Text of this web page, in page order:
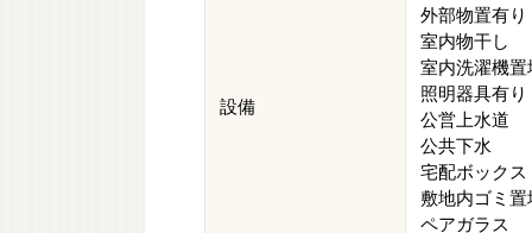
設備
外部物置有り
室内物干し
室内洗濯機置
照明器具有り
公営上水道
公共下水
宅配ボックス
敷地内ゴミ置
ペアガラス